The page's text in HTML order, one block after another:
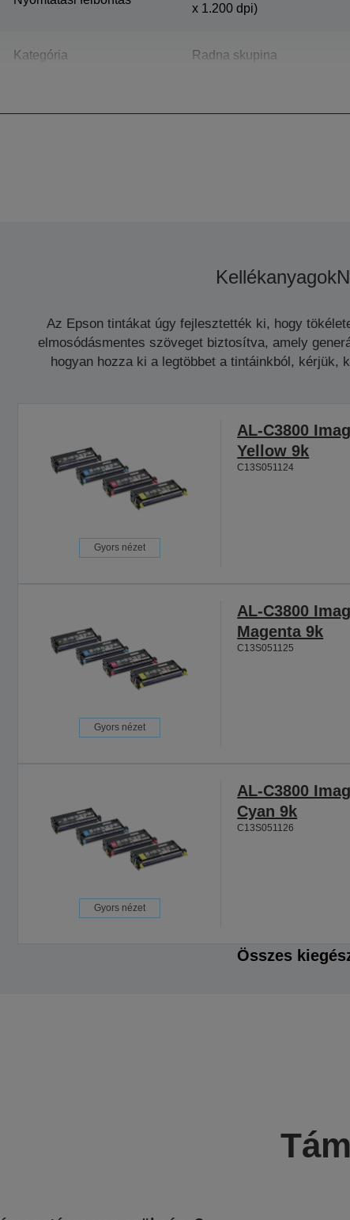
x 1.200 dpi)
Kategória Radna skupina
Kellékanyagok
Az Epson tintákat úgy fejlesztették ki, hogy
elmosódásmentes szöveget biztosítva, amely
hogyan hozza ki a legtöbbet a tintáinkból, kérjük,
Gyors nézet
AL-C3800
Yellow 9k
C13S051124
Gyors nézet
AL-C3800
Magenta 9k
C13S051125
Gyors nézet
AL-C3800
Cyan 9k
C13S051126
Összes